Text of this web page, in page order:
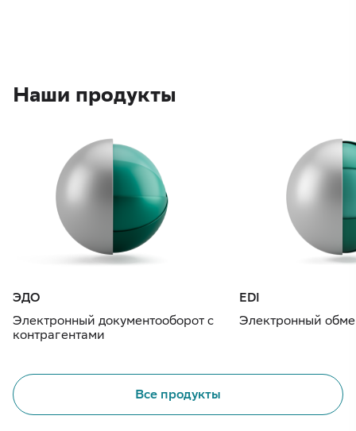
Наши продукты
ЭДО
Электронный документооборот с
контрагентами
EDI
Электронный
Все продукты